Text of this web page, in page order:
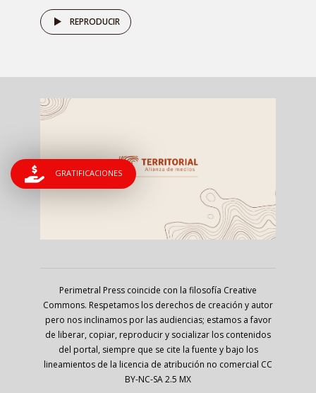
REPRODUCIR
Perimetral Press coincide con la filosofía Creative
Commons. Respetamos los derechos de creación y autor
pero nos inclinamos por las audiencias; estamos a favor
de liberar, copiar, reproducir y socializar los contenidos
del portal, siempre que se cite la fuente y bajo los
lineamientos de la licencia de atribución no comercial CC
BY-NC-SA 2.5 MX
GRATIFICACIONES